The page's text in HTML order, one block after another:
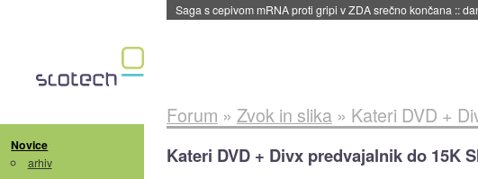
Saga s cepivom mRNA proti gripi v ZDA srečno končana ::
Novice
arhiv
Forum » Zvok in slika» Kateri DVD +
Kateri DVD + Divx predvajalnik do 15K